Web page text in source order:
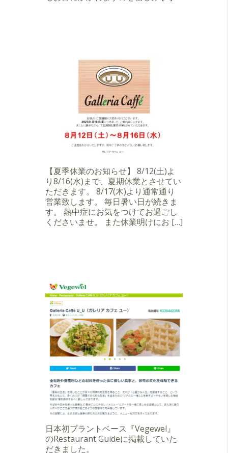
【夏季休業のお知らせ】 8/12(土)よ
り8/16(水)まで、夏期休業とさせてい
ただきます。 8/17(木)より通常通り
営業致します。 毎日暑い日が続きま
す。 熱中症にお気をつけてお過ごし
くださいませ。 また休業明けにお […]
日本初プラントベース『Vegewel』
のRestaurant Guideに掲載していた
だきました。